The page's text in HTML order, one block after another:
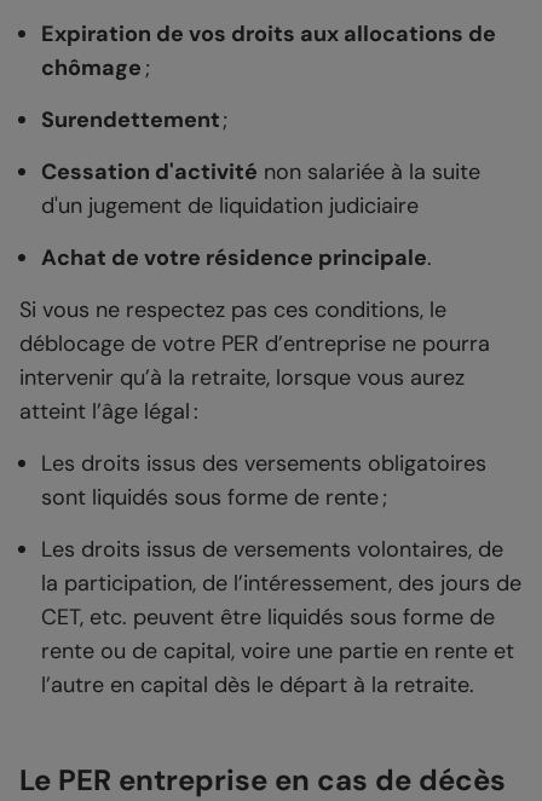
Expiration de vos droits aux allocations de
chômage ;
Surendettement;
Cessation d'activité non salariée à la suite
d'un jugement de liquidation judiciaire
Achat de votre résidence principale.
Si vous ne respectez pas ces conditions, le
déblocage de votre PER d’entreprise ne pourra
intervenir qu’à la retraite, lorsque vous aurez
atteint l’âge légal :
Les droits issus des versements obligatoires
sont liquidés sous forme de rente ;
Les droits issus de versements volontaires, de
la participation, de l’intéressement, des jours de
CET, etc. peuvent être liquidés sous forme de
rente ou de capital, voire une partie en rente et
l’autre en capital dès le départ à la retraite.
Le PER entreprise en cas de décès